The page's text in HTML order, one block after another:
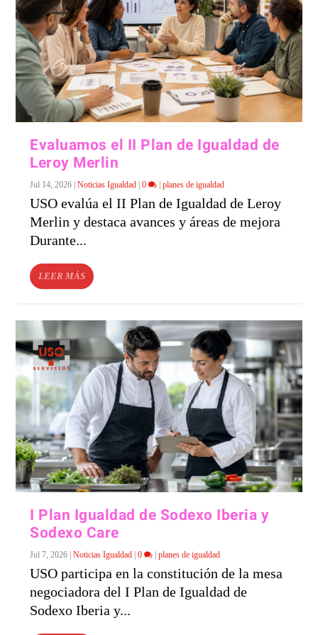
Evaluamos el II Plan de Igualdad de
Leroy Merlin
Jul 14, 2026 |Noticias Igualdad |0 |planes de igualdad
USO evalúa el II Plan de Igualdad de Leroy
Merlin y destaca avances y áreas de mejora
Durante...
LEER MÁS
I Plan Igualdad de Sodexo Iberia y
Sodexo Care
Jul 7, 2026 |Noticias Igualdad |0 |planes de igualdad
USO participa en la constitución de la mesa
negociadora del I Plan de Igualdad de
Sodexo Iberia y...